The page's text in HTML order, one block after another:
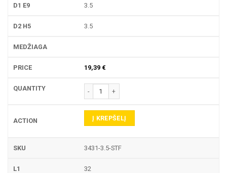
3.5
3.5
19,39 €
produkto kiekis: 3431 PIRŠTINĖ FREZA
Į KREPŠELĮ
3431-3.5-STF
32